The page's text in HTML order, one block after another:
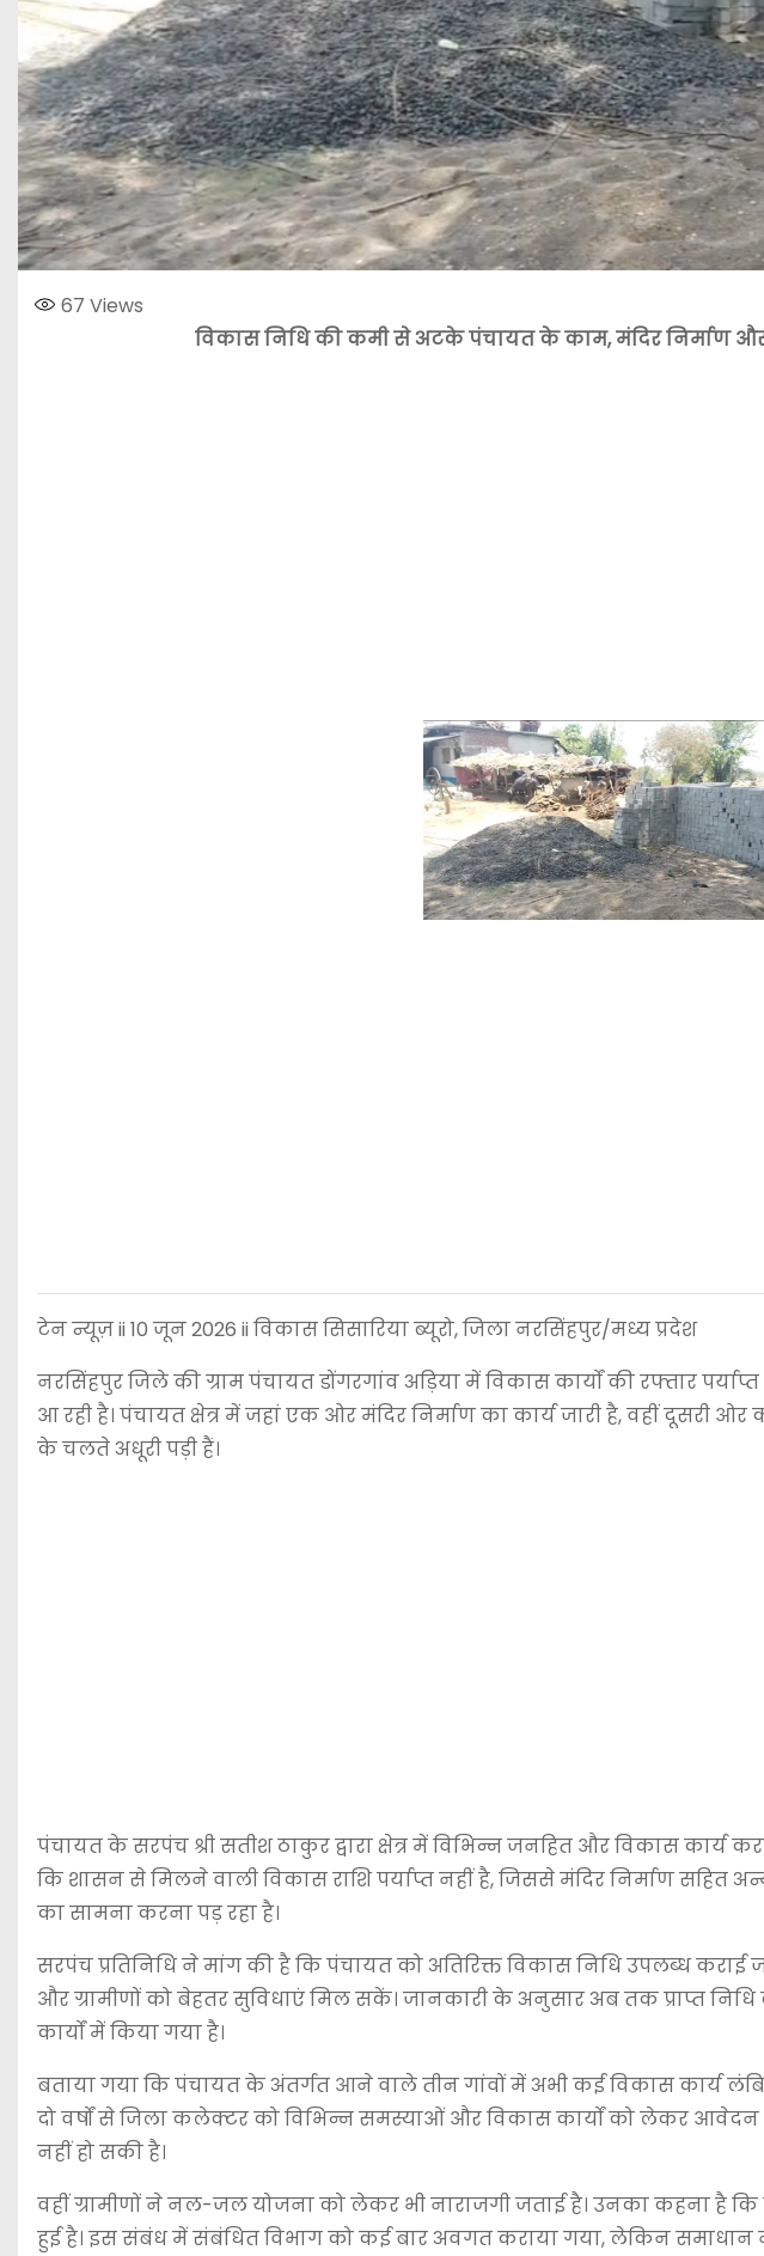
67 Views
विकास निधि की कमी से अटके पंचायत के काम, मंदिर निर्माण
टेन न्यूज़ ii 10 जून 2026 ii विकास सिसारिया ब्यूरो, जिला नरसिंहपुर/मध्य प्रदेश
नरसिंहपुर जिले की ग्राम पंचायत डोंगरगांव अड़िया में विकास कार्यों की रफ्तार
आ रही है। पंचायत क्षेत्र में जहां एक ओर मंदिर निर्माण का कार्य जारी है, वहीं दूसरी
के चलते अधूरी पड़ी हैं।
पंचायत के सरपंच श्री सतीश ठाकुर द्वारा क्षेत्र में विभिन्न जनहित और विकास कार्य
कि शासन से मिलने वाली विकास राशि पर्याप्त नहीं है, जिससे मंदिर निर्माण सहित
का सामना करना पड़ रहा है।
सरपंच प्रतिनिधि ने मांग की है कि पंचायत को अतिरिक्त विकास निधि उपलब्ध कराई
और ग्रामीणों को बेहतर सुविधाएं मिल सकें। जानकारी के अनुसार अब तक प्राप्त
कार्यों में किया गया है।
बताया गया कि पंचायत के अंतर्गत आने वाले तीन गांवों में अभी कई विकास कार्य
दो वर्षों से जिला कलेक्टर को विभिन्न समस्याओं और विकास कार्यों को लेकर आवेदन
नहीं हो सकी है।
वहीं ग्रामीणों ने नल-जल योजना को लेकर भी नाराजगी जताई है। उनका कहना है
हुई है। इस संबंध में संबंधित विभाग को कई बार अवगत कराया गया, लेकिन समाधान